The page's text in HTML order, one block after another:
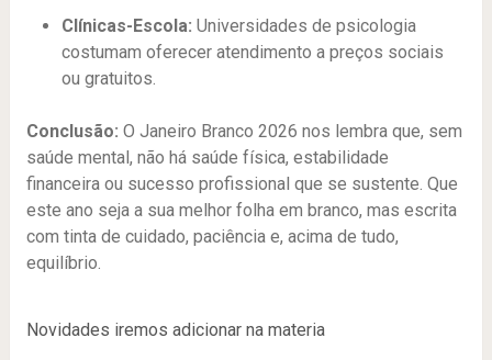
Clínicas-Escola: Universidades de psicologia
costumam oferecer atendimento a preços sociais
ou gratuitos.
Conclusão: O Janeiro Branco 2026 nos lembra que, sem
saúde mental, não há saúde física, estabilidade
financeira ou sucesso profissional que se sustente. Que
este ano seja a sua melhor folha em branco, mas escrita
com tinta de cuidado, paciência e, acima de tudo,
equilíbrio.
Novidades iremos adicionar na materia